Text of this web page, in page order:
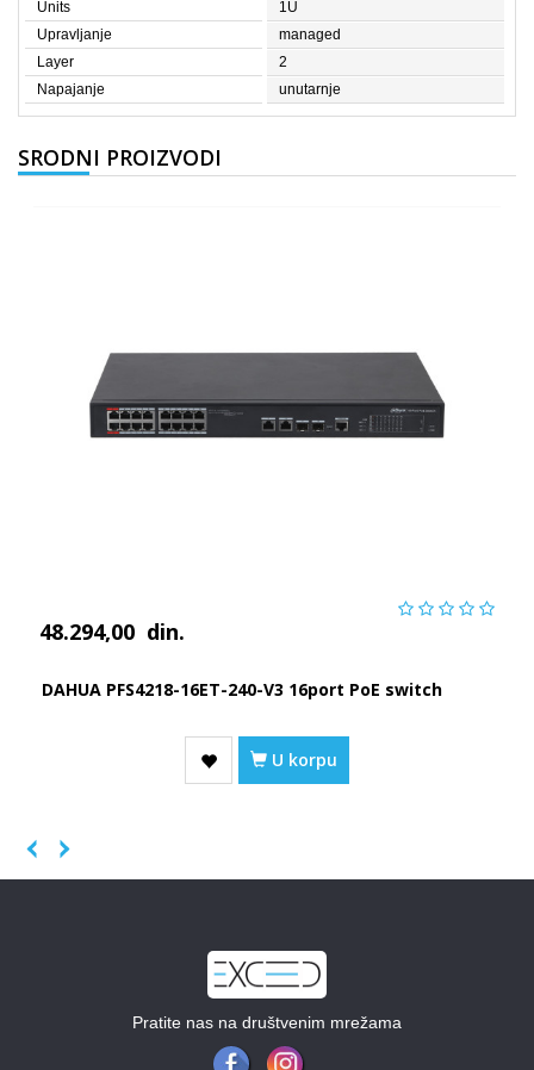
Units
1U
Upravljanje
managed
Layer
2
Napajanje
unutarnje
SRODNI PROIZVODI
48.294,00 din.
DAHUA PFS4218-16ET-240-V3 16port PoE switch
U korpu
Pratite nas na društvenim mrežama